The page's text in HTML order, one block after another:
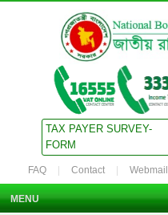
TAX PAYER SURVEY-
FORM
FAQ Contact Webmail
MENU